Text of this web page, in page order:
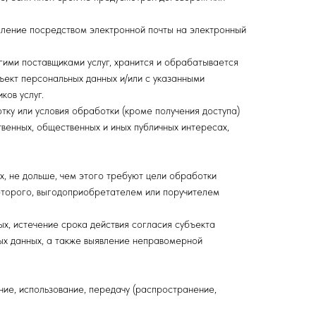
посредством электронной почты на электронный
поставщиками услуг, хранится и обрабатывается
персональных данных и/или с указанными
услуг.
или условия обработки (кроме получения доступа)
общественных и иных публичных интересах,
не дольше, чем этого требуют цели обработки
выгодоприобретателем или поручителем
истечение срока действия согласия субъекта
данных, а также выявление неправомерной
использование, передачу (распространение,